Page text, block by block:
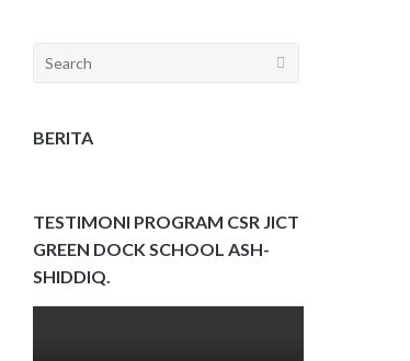
navigation
Search
BERITA
TESTIMONI PROGRAM CSR JICT
GREEN DOCK SCHOOL ASH-
SHIDDIQ.